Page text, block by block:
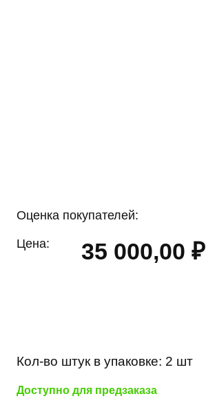
Оценка покупателей:
Цена: 35 000,00 ₽
Кол-во штук в упаковке: 2 шт
Доступно для предзаказа